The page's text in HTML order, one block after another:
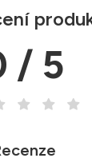
/ 5